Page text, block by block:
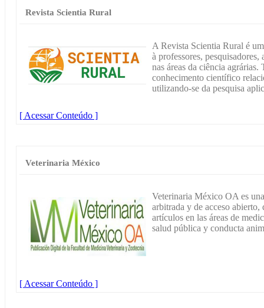
Revista Scientia Rural
A Revista Scientia Rural é
à professores,
nas áreas da ciência
conhecimento científico
utilizando-se da pesquisa
[ Acessar Conteúdo ]
Veterinaria México
Veterinaria México OA es
arbitrada y de acceso
artículos en las áreas de
salud pública y conducta
[ Acessar Conteúdo ]